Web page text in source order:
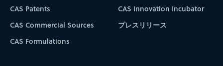
CAS Patents
CAS Commercial Sources
CAS Formulations
CAS Innovation Incubator
プレスリリース